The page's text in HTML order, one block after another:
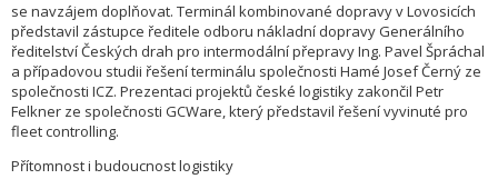
se navzájem doplňovat. Terminál kombinované dopravy v Lovosicích
představil zástupce ředitele odboru nákladní dopravy Generálního
ředitelství Českých drah pro intermodální přepravy Ing. Pavel Špráchal
a případovou studii řešení terminálu společnosti Hamé Josef Černý ze
společnosti ICZ. Prezentaci projektů české logistiky zakončil Petr
Felkner ze společnosti GCWare, který představil řešení vyvinuté pro
fleet controlling.
Přítomnost i budoucnost logistiky